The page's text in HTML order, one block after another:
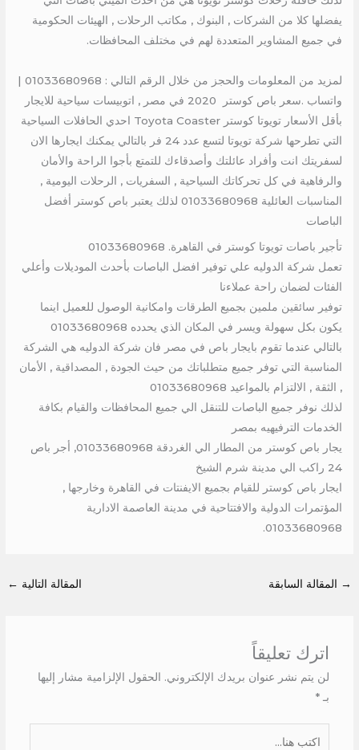
يفضلها كلا من الشركات , البنوك , مكاتب الرحلات , الهيئات الحكومية
في جميع المشاوير المتعددة لهم في مختلف المحافظات.
لمزيد من المعلومات والحجز من خلال الرقم التالي : 01033680968 |
واتساب .سعر باص كوستر 2020 في مصر , اتوبيسات سياحية للايجار
بأقل الأسعار تويوتا كوستر Toyota Coaster احدي الحافلات السياحية
التي تطرحها شركة تويوتا لتسع عدد 24 فر بالتالي يمكنك ايجارها الان
لسفريتك انت وأفراد عائلتك وأصدقاءك للتمتع بأجوا الراحة والأمان
والرفاهية في كل تحركاتك السياحية , السفريات , الرحلات اليومية ,
المناسبات العائلية 01033680968 لذلك يعتبر باص كوستر أفضل
الباصات
تأجير باصات تويوتا كوستر في القاهرة. 01033680968
تعمل شركة الدوليه علي توفير افضل الباصات بأحدث الموديلات وأعلي
الفئات لضمان راحة عملاءنا
توفير سائقين ملمين بجميع الطرقات وامكانية الوصول للعميل اينما
يكون بكل سهولة ويسر في المكان الذي يحدده 01033680968
بالتالي عندما تقوم بايجار باص في مصر فان شركة الدوليه هي الشركة
المناسبة التي توفر جميع متطلباتك من حيث الجودة , المصداقية , الأمان
, الثقة , الالتزام بالمواعيد 01033680968
لذلك نوفر جميع الباصات للتنقل الي جميع المحافظات والقيام بكافة
الخدمات الترفيهيه بمصر
يجار باص كوستر من المطار الي الغردقة 01033680968, أجر باص
24 راكب الي مدينة شرم الشيخ
ايجار باص كوستر للقيام بجميع الايفنتات في القاهرة وخارجها ,
المؤتمرات الدولية والافتتاحية في مدينة العاصمة الادارية
01033680968.
→ المقالة السابقة المقالة التالية ←
اترك تعليقاً
لن يتم نشر عنوان بريدك الإلكتروني. الحقول الإلزامية مشار إليها
بـ *